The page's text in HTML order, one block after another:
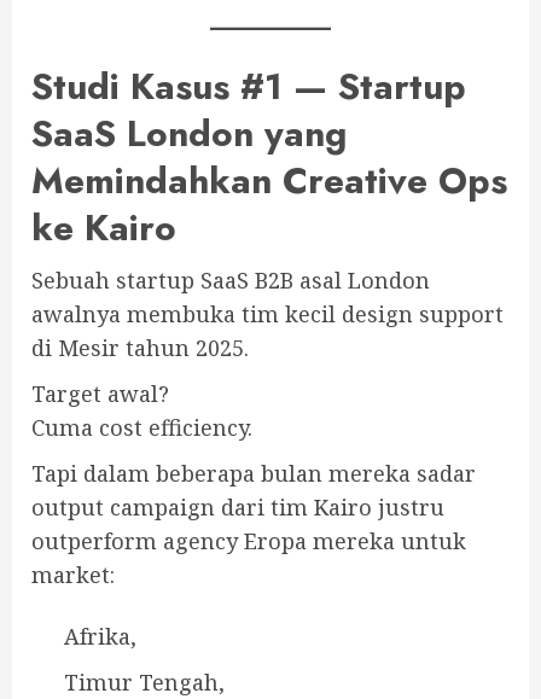
Studi Kasus #1 — Startup
SaaS London yang
Memindahkan Creative Ops
ke Kairo
Sebuah startup SaaS B2B asal London
awalnya membuka tim kecil design support
di Mesir tahun 2025.
Target awal?
Cuma cost efficiency.
Tapi dalam beberapa bulan mereka sadar
output campaign dari tim Kairo justru
outperform agency Eropa mereka untuk
market:
Afrika,
Timur Tengah,